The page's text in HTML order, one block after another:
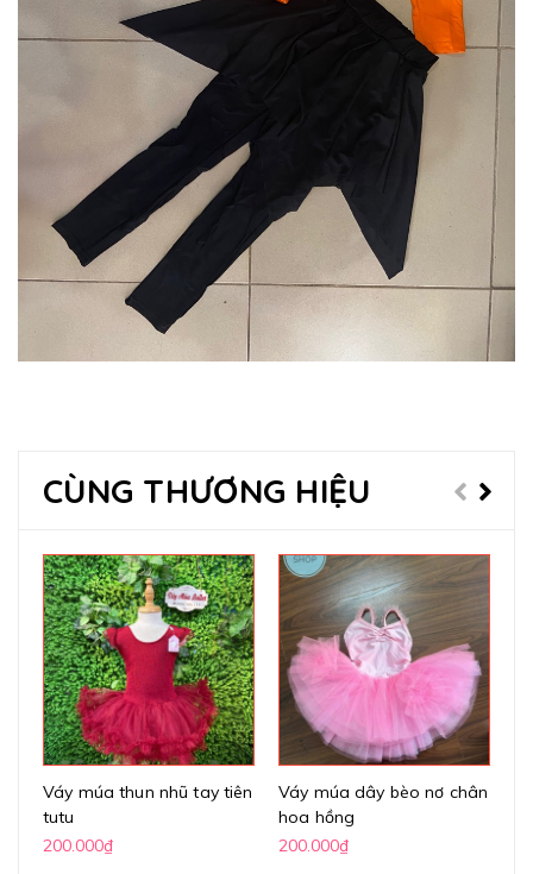
CÙNG THƯƠNG HIỆU
Váy múa thun nhũ tay tiên
tutu
200.000₫
Váy múa dây bèo nơ chân
hoa hồng
200.000₫